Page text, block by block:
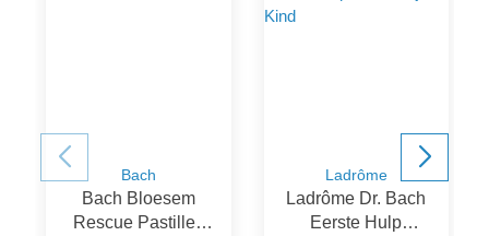
Bach
Bach Bloesem
Rescue Pastilles
Ladrôme
Ladrôme Dr. Bach
Eerste Hulp